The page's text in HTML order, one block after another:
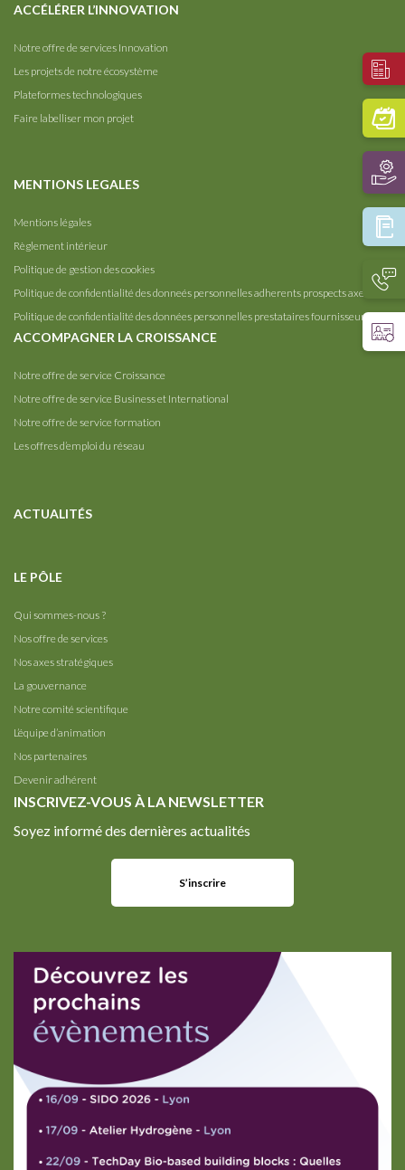
ACCÉLÉRER L’INNOVATION
Notre offre de services Innovation
Les projets de notre écosystème
Plateformes technologiques
Faire labelliser mon projet
MENTIONS LEGALES
Mentions légales
Règlement intérieur
Politique de gestion des cookies
Politique de confidentialité des donneés personnelles adherents prospects axelera
Politique de confidentialité des données personnelles prestataires fournisseurs
ACCOMPAGNER LA CROISSANCE
Notre offre de service Croissance
Notre offre de service Business et International
Notre offre de service formation
Les offres d’emploi du réseau
ACTUALITÉS
LE PÔLE
Qui sommes-nous ?
Nos offre de services
Nos axes stratégiques
La gouvernance
Notre comité scientifique
L’équipe d’animation
Nos partenaires
Devenir adhérent
INSCRIVEZ-VOUS À LA NEWSLETTER
Soyez informé des dernières actualités
S’inscrire